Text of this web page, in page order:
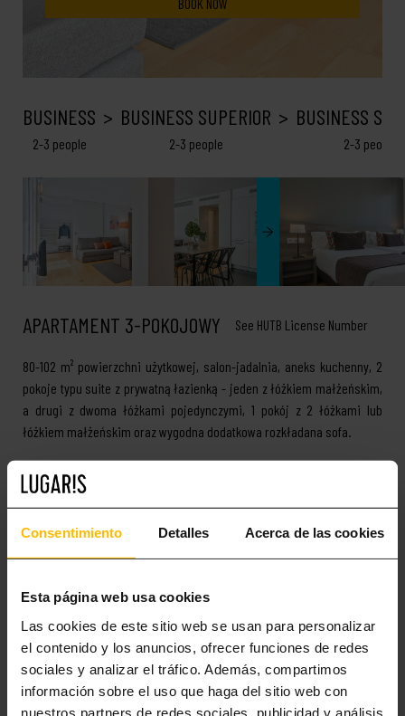
Consentimiento Detalles Acerca de las cookies
Esta página web usa cookies
Las cookies de este sitio web se usan para personalizar
el contenido y los anuncios, ofrecer funciones de redes
sociales y analizar el tráfico. Además, compartimos
información sobre el uso que haga del sitio web con
nuestros partners de redes sociales, publicidad y análisis
BUSINESS
2-3 people
BUSINESS SUPERIOR
2-3 people
BUSINESS
2-3 people
APARTAMENT 3-POKOJOWY See HUTB License Number
80-102 m² powierzchni użytkowej, salon-jadalnia, aneks kuchenny, 2
pokoje typu suite z prywatną łazienką - jeden z łóżkiem małżeńskim,
a drugi z dwoma łóżkami pojedynczymi, 1 pokój z 2 łóżkami lub
łóżkiem małżeńskim oraz wygodna dodatkowa rozkładana sofa.
Cafetera Nespresso
Telewizja międzynarodowa
Ręczniki
Bilety
Sofa
Bezpieczeństwo
Suszarka do włosów
Prezenty
Recepcja
Prasa międzynarodowa
Żelazko
Basen
Pakiet sprzątający
Krzesełko do karmienia (na
życzenie)
Lodówka z zamrażarką